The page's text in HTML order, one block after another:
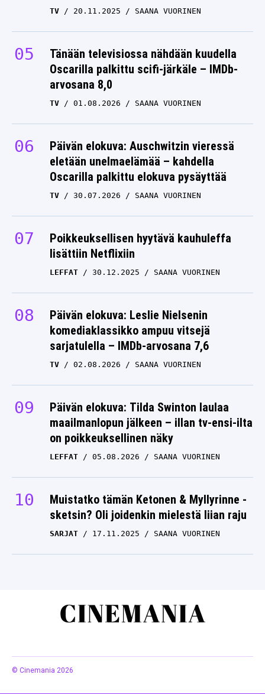
TV 20.11.2025 SAANA VUORINEN
Tänään televisiossa nähdään kuudella
Oscarilla palkittu scifi-järkäle – IMDb-
arvosana 8,0
TV 01.08.2026 SAANA VUORINEN
Päivän elokuva: Auschwitzin vieressä
eletään unelmaelämää – kahdella
Oscarilla palkittu elokuva pysäyttää
TV 30.07.2026 SAANA VUORINEN
Poikkeuksellisen hyytävä kauhuleffa
lisättiin Netflixiin
LEFFAT 30.12.2025 SAANA VUORINEN
Päivän elokuva: Leslie Nielsenin
komediaklassikko ampuu vitsejä
sarjatulella – IMDb-arvosana 7,6
TV 02.08.2026 SAANA VUORINEN
Päivän elokuva: Tilda Swinton laulaa
maailmanlopun jälkeen – illan tv-ensi-ilta
on poikkeuksellinen näky
LEFFAT 05.08.2026 SAANA VUORINEN
Muistatko tämän Ketonen & Myllyrinne -
sketsin? Oli joidenkin mielestä liian raju
SARJAT 17.11.2025 SAANA VUORINEN
© Cinemania 2026